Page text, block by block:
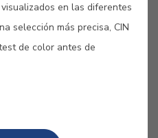
en que la
totalmente la vez
cierta claridad
en las diferentes
selección más precisa, CIN
de color antes de